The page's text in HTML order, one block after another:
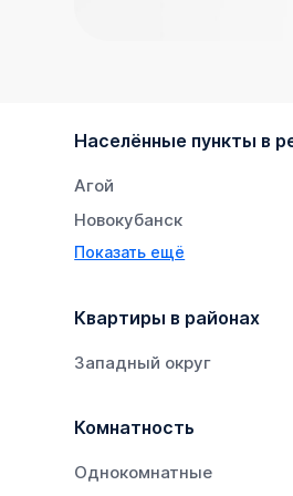
Населённые пункты в
Агой
Новокубанск
Тихорецк
Показать ещё
Квартиры в районах
Западный округ
Комнатность
Однокомнатные